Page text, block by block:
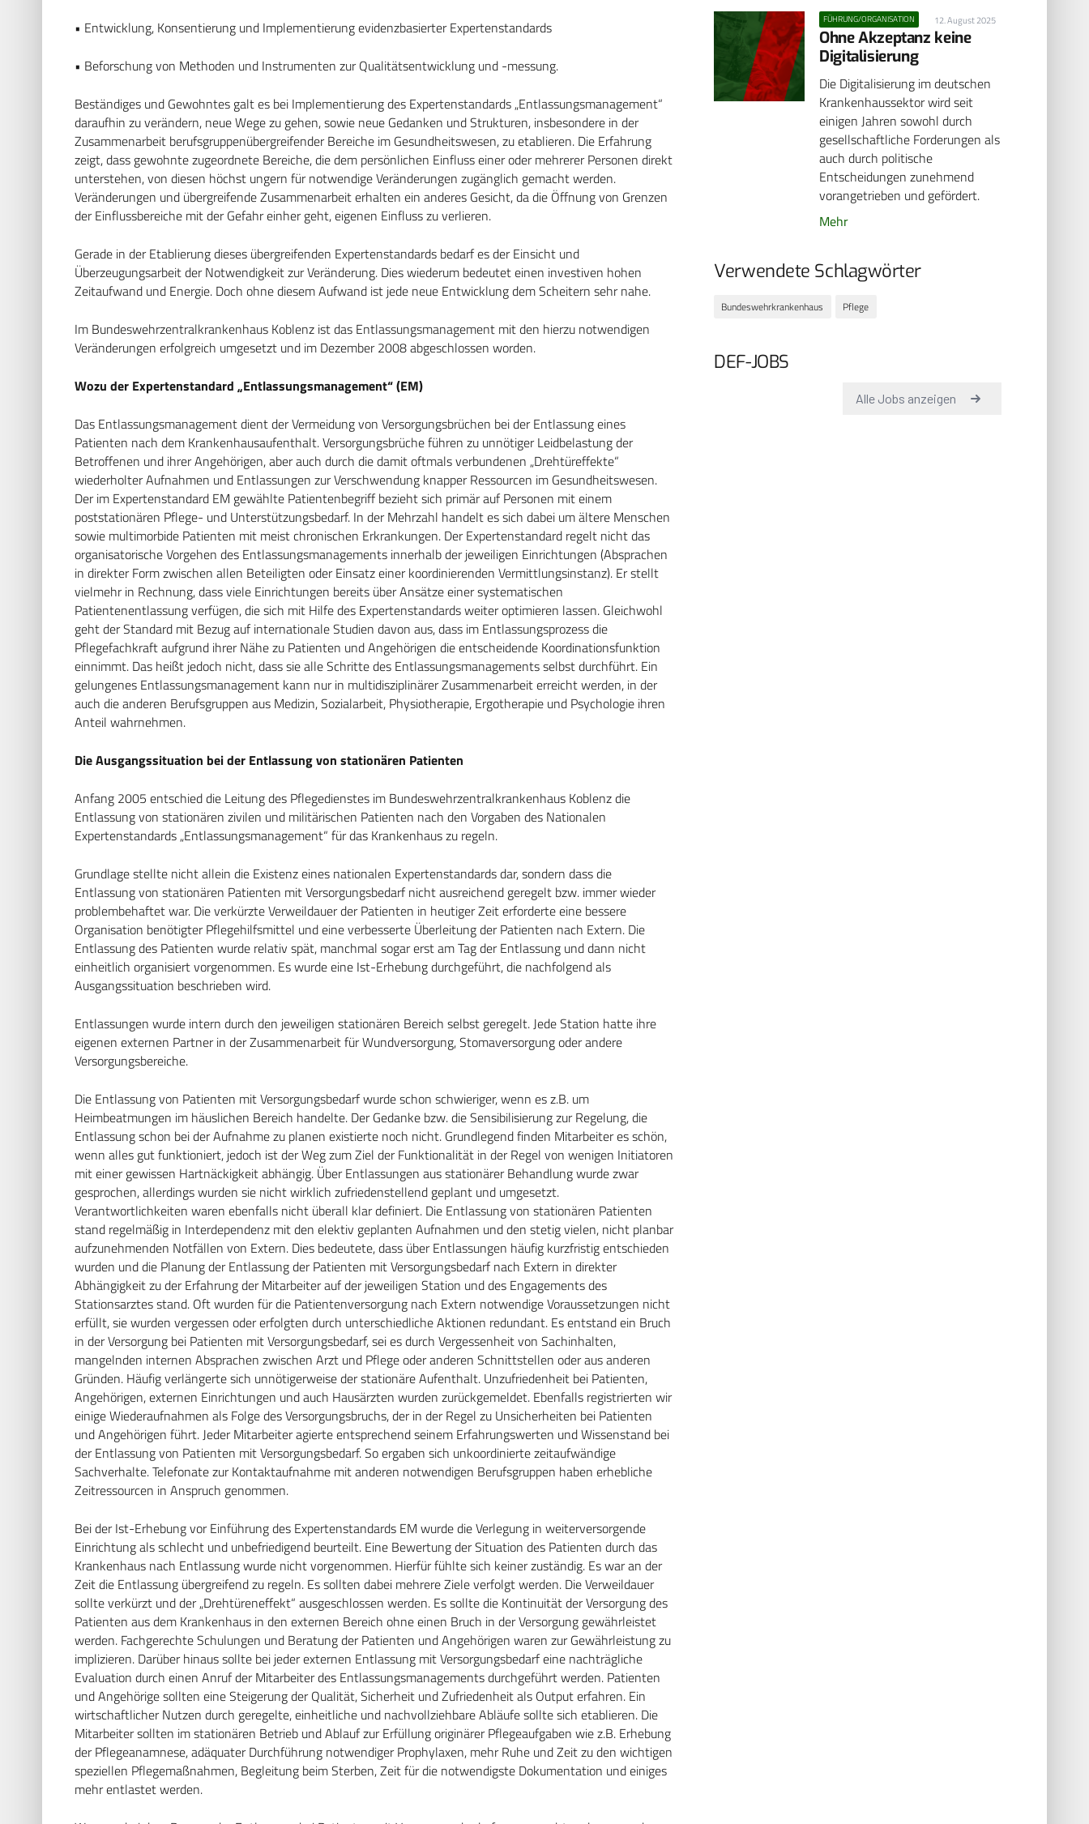
• Entwicklung, Konsentierung und Implementierung evidenzbasierter Expertenstandards
• Beforschung von Methoden und Instrumenten zur Qualitätsentwicklung und -messung.
Beständiges und Gewohntes galt es bei Implementierung des Expertenstandards „Entlassungsmanagement“
daraufhin zu verändern, neue Wege zu gehen, sowie neue Gedanken und Strukturen, insbesondere in der
Zusammenarbeit berufsgruppenübergreifender Bereiche im Gesundheitswesen, zu etablieren. Die Erfahrung
zeigt, dass gewohnte zugeordnete Bereiche, die dem persönlichen Einfluss einer oder mehrerer Personen direkt
unterstehen, von diesen höchst ungern für notwendige Veränderungen zugänglich gemacht werden.
Veränderungen und übergreifende Zusammenarbeit erhalten ein anderes Gesicht, da die Öffnung von Grenzen
der Einflussbereiche mit der Gefahr einher geht, eigenen Einfluss zu verlieren.
Gerade in der Etablierung dieses übergreifenden Expertenstandards bedarf es der Einsicht und
Überzeugungsarbeit der Notwendigkeit zur Veränderung. Dies wiederum bedeutet einen investiven hohen
Zeitaufwand und Energie. Doch ohne diesem Aufwand ist jede neue Entwicklung dem Scheitern sehr nahe.
Im Bundeswehrzentralkrankenhaus Koblenz ist das Entlassungsmanagement mit den hierzu notwendigen
Veränderungen erfolgreich umgesetzt und im Dezember 2008 abgeschlossen worden.
Wozu der Expertenstandard „Entlassungsmanagement“ (EM)
Das Entlassungsmanagement dient der Vermeidung von Versorgungsbrüchen bei der Entlassung eines
Patienten nach dem Krankenhausaufenthalt. Versorgungsbrüche führen zu unnötiger Leidbelastung der
Betroffenen und ihrer Angehörigen, aber auch durch die damit oftmals verbundenen „Drehtüreffekte“
wiederholter Aufnahmen und Entlassungen zur Verschwendung knapper Ressourcen im Gesundheitswesen.
Der im Expertenstandard EM gewählte Patientenbegriff bezieht sich primär auf Personen mit einem
poststationären Pflege- und Unterstützungsbedarf. In der Mehrzahl handelt es sich dabei um ältere Menschen
sowie multimorbide Patienten mit meist chronischen Erkrankungen. Der Expertenstandard regelt nicht das
organisatorische Vorgehen des Entlassungsmanagements innerhalb der jeweiligen Einrichtungen (Absprachen
in direkter Form zwischen allen Beteiligten oder Einsatz einer koordinierenden Vermittlungsinstanz). Er stellt
vielmehr in Rechnung, dass viele Einrichtungen bereits über Ansätze einer systematischen
Patientenentlassung verfügen, die sich mit Hilfe des Expertenstandards weiter optimieren lassen. Gleichwohl
geht der Standard mit Bezug auf internationale Studien davon aus, dass im Entlassungsprozess die
Pflegefachkraft aufgrund ihrer Nähe zu Patienten und Angehörigen die entscheidende Koordinationsfunktion
einnimmt. Das heißt jedoch nicht, dass sie alle Schritte des Entlassungsmanagements selbst durchführt. Ein
gelungenes Entlassungsmanagement kann nur in multidisziplinärer Zusammenarbeit erreicht werden, in der
auch die anderen Berufsgruppen aus Medizin, Sozialarbeit, Physiotherapie, Ergotherapie und Psychologie ihren
Anteil wahrnehmen.
Die Ausgangssituation bei der Entlassung von stationären Patienten
Anfang 2005 entschied die Leitung des Pflegedienstes im Bundeswehrzentralkrankenhaus Koblenz die
Entlassung von stationären zivilen und militärischen Patienten nach den Vorgaben des Nationalen
Expertenstandards „Entlassungsmanagement“ für das Krankenhaus zu regeln.
Grundlage stellte nicht allein die Existenz eines nationalen Expertenstandards dar, sondern dass die
Entlassung von stationären Patienten mit Versorgungsbedarf nicht ausreichend geregelt bzw. immer wieder
problembehaftet war. Die verkürzte Verweildauer der Patienten in heutiger Zeit erforderte eine bessere
Organisation benötigter Pflegehilfsmittel und eine verbesserte Überleitung der Patienten nach Extern. Die
Entlassung des Patienten wurde relativ spät, manchmal sogar erst am Tag der Entlassung und dann nicht
einheitlich organisiert vorgenommen. Es wurde eine Ist-Erhebung durchgeführt, die nachfolgend als
Ausgangssituation beschrieben wird.
Entlassungen wurde intern durch den jeweiligen stationären Bereich selbst geregelt. Jede Station hatte ihre
eigenen externen Partner in der Zusammenarbeit für Wundversorgung, Stomaversorgung oder andere
Versorgungsbereiche.
Die Entlassung von Patienten mit Versorgungsbedarf wurde schon schwieriger, wenn es z.B. um
Heimbeatmungen im häuslichen Bereich handelte. Der Gedanke bzw. die Sensibilisierung zur Regelung, die
Entlassung schon bei der Aufnahme zu planen existierte noch nicht. Grundlegend finden Mitarbeiter es schön,
wenn alles gut funktioniert, jedoch ist der Weg zum Ziel der Funktionalität in der Regel von wenigen Initiatoren
mit einer gewissen Hartnäckigkeit abhängig. Über Entlassungen aus stationärer Behandlung wurde zwar
gesprochen, allerdings wurden sie nicht wirklich zufriedenstellend geplant und umgesetzt.
Verantwortlichkeiten waren ebenfalls nicht überall klar definiert. Die Entlassung von stationären Patienten
stand regelmäßig in Interdependenz mit den elektiv geplanten Aufnahmen und den stetig vielen, nicht planbar
aufzunehmenden Notfällen von Extern. Dies bedeutete, dass über Entlassungen häufig kurzfristig entschieden
wurden und die Planung der Entlassung der Patienten mit Versorgungsbedarf nach Extern in direkter
Abhängigkeit zu der Erfahrung der Mitarbeiter auf der jeweiligen Station und des Engagements des
Stationsarztes stand. Oft wurden für die Patientenversorgung nach Extern notwendige Voraussetzungen nicht
erfüllt, sie wurden vergessen oder erfolgten durch unterschiedliche Aktionen redundant. Es entstand ein Bruch
in der Versorgung bei Patienten mit Versorgungsbedarf, sei es durch Vergessenheit von Sachinhalten,
mangelnden internen Absprachen zwischen Arzt und Pflege oder anderen Schnittstellen oder aus anderen
Gründen. Häufig verlängerte sich unnötigerweise der stationäre Aufenthalt. Unzufriedenheit bei Patienten,
Angehörigen, externen Einrichtungen und auch Hausärzten wurden zurückgemeldet. Ebenfalls registrierten wir
einige Wiederaufnahmen als Folge des Versorgungsbruchs, der in der Regel zu Unsicherheiten bei Patienten
und Angehörigen führt. Jeder Mitarbeiter agierte entsprechend seinem Erfahrungswerten und Wissenstand bei
der Entlassung von Patienten mit Versorgungsbedarf. So ergaben sich unkoordinierte zeitaufwändige
Sachverhalte. Telefonate zur Kontaktaufnahme mit anderen notwendigen Berufsgruppen haben erhebliche
Zeitressourcen in Anspruch genommen.
Bei der Ist-Erhebung vor Einführung des Expertenstandards EM wurde die Verlegung in weiterversorgende
Einrichtung als schlecht und unbefriedigend beurteilt. Eine Bewertung der Situation des Patienten durch das
Krankenhaus nach Entlassung wurde nicht vorgenommen. Hierfür fühlte sich keiner zuständig. Es war an der
Zeit die Entlassung übergreifend zu regeln. Es sollten dabei mehrere Ziele verfolgt werden. Die Verweildauer
sollte verkürzt und der „Drehtüreneffekt“ ausgeschlossen werden. Es sollte die Kontinuität der Versorgung des
Patienten aus dem Krankenhaus in den externen Bereich ohne einen Bruch in der Versorgung gewährleistet
werden. Fachgerechte Schulungen und Beratung der Patienten und Angehörigen waren zur Gewährleistung zu
implizieren. Darüber hinaus sollte bei jeder externen Entlassung mit Versorgungsbedarf eine nachträgliche
Evaluation durch einen Anruf der Mitarbeiter des Entlassungsmanagements durchgeführt werden. Patienten
und Angehörige sollten eine Steigerung der Qualität, Sicherheit und Zufriedenheit als Output erfahren. Ein
wirtschaftlicher Nutzen durch geregelte, einheitliche und nachvollziehbare Abläufe sollte sich etablieren. Die
Mitarbeiter sollten im stationären Betrieb und Ablauf zur Erfüllung originärer Pflegeaufgaben wie z.B. Erhebung
der Pflegeanamnese, adäquater Durchführung notwendiger Prophylaxen, mehr Ruhe und Zeit zu den wichtigen
speziellen Pflegemaßnahmen, Begleitung beim Sterben, Zeit für die notwendigste Dokumentation und einiges
mehr entlastet werden.
FÜHRUNG/ORGANISATION 12. August 2025
Ohne Akzeptanz keine
Digitalisierung
Die Digitalisierung im deutschen
Krankenhaussektor wird seit
einigen Jahren sowohl durch
gesellschaftliche Forderungen als
auch durch politische
Entscheidungen zunehmend
vorangetrieben und gefördert.
Mehr
Verwendete Schlagwörter
Bundeswehrkrankenhaus Pflege
DEF-JOBS